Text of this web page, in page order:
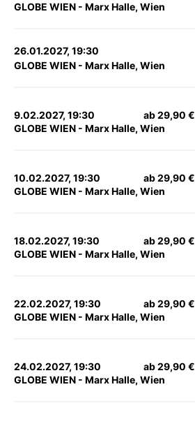
GLOBE WIEN - Marx Halle, Wien
26.01.2027, 19:30
GLOBE WIEN - Marx Halle, Wien
9.02.2027, 19:30
GLOBE WIEN - Marx Halle, Wien
ab 29,90 €
10.02.2027, 19:30
GLOBE WIEN - Marx Halle, Wien
ab 29,90 €
18.02.2027, 19:30
GLOBE WIEN - Marx Halle, Wien
ab 29,90 €
22.02.2027, 19:30
GLOBE WIEN - Marx Halle, Wien
ab 29,90 €
24.02.2027, 19:30
GLOBE WIEN - Marx Halle, Wien
ab 29,90 €